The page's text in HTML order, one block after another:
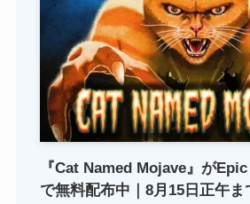
『Cat Named Mojave』が
で無料配布中｜8月15日正午ま